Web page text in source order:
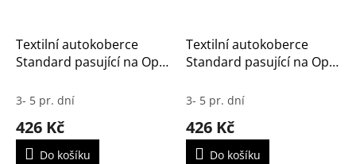
Textilní autokoberce
Standard pasující na Opel
3- 5 pr. dní
426 Kč
Do košíku
Textilní autokoberce
Standard pasující na Opel
3- 5 pr. dní
426 Kč
Do košíku